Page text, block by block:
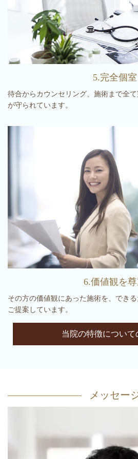
5.完全個室
待合からカウンセリング、施術まで全
が守られています。
6.価値観を
その方の価値観にあった施術を、でき
ご提案しています。
当院の特徴について
メッセー